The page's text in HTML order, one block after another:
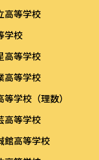
高等学校
学校
高等学校
高等学校
学校（理数）
高等学校
館高等学校